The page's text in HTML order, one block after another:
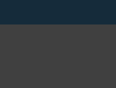
przesyłki